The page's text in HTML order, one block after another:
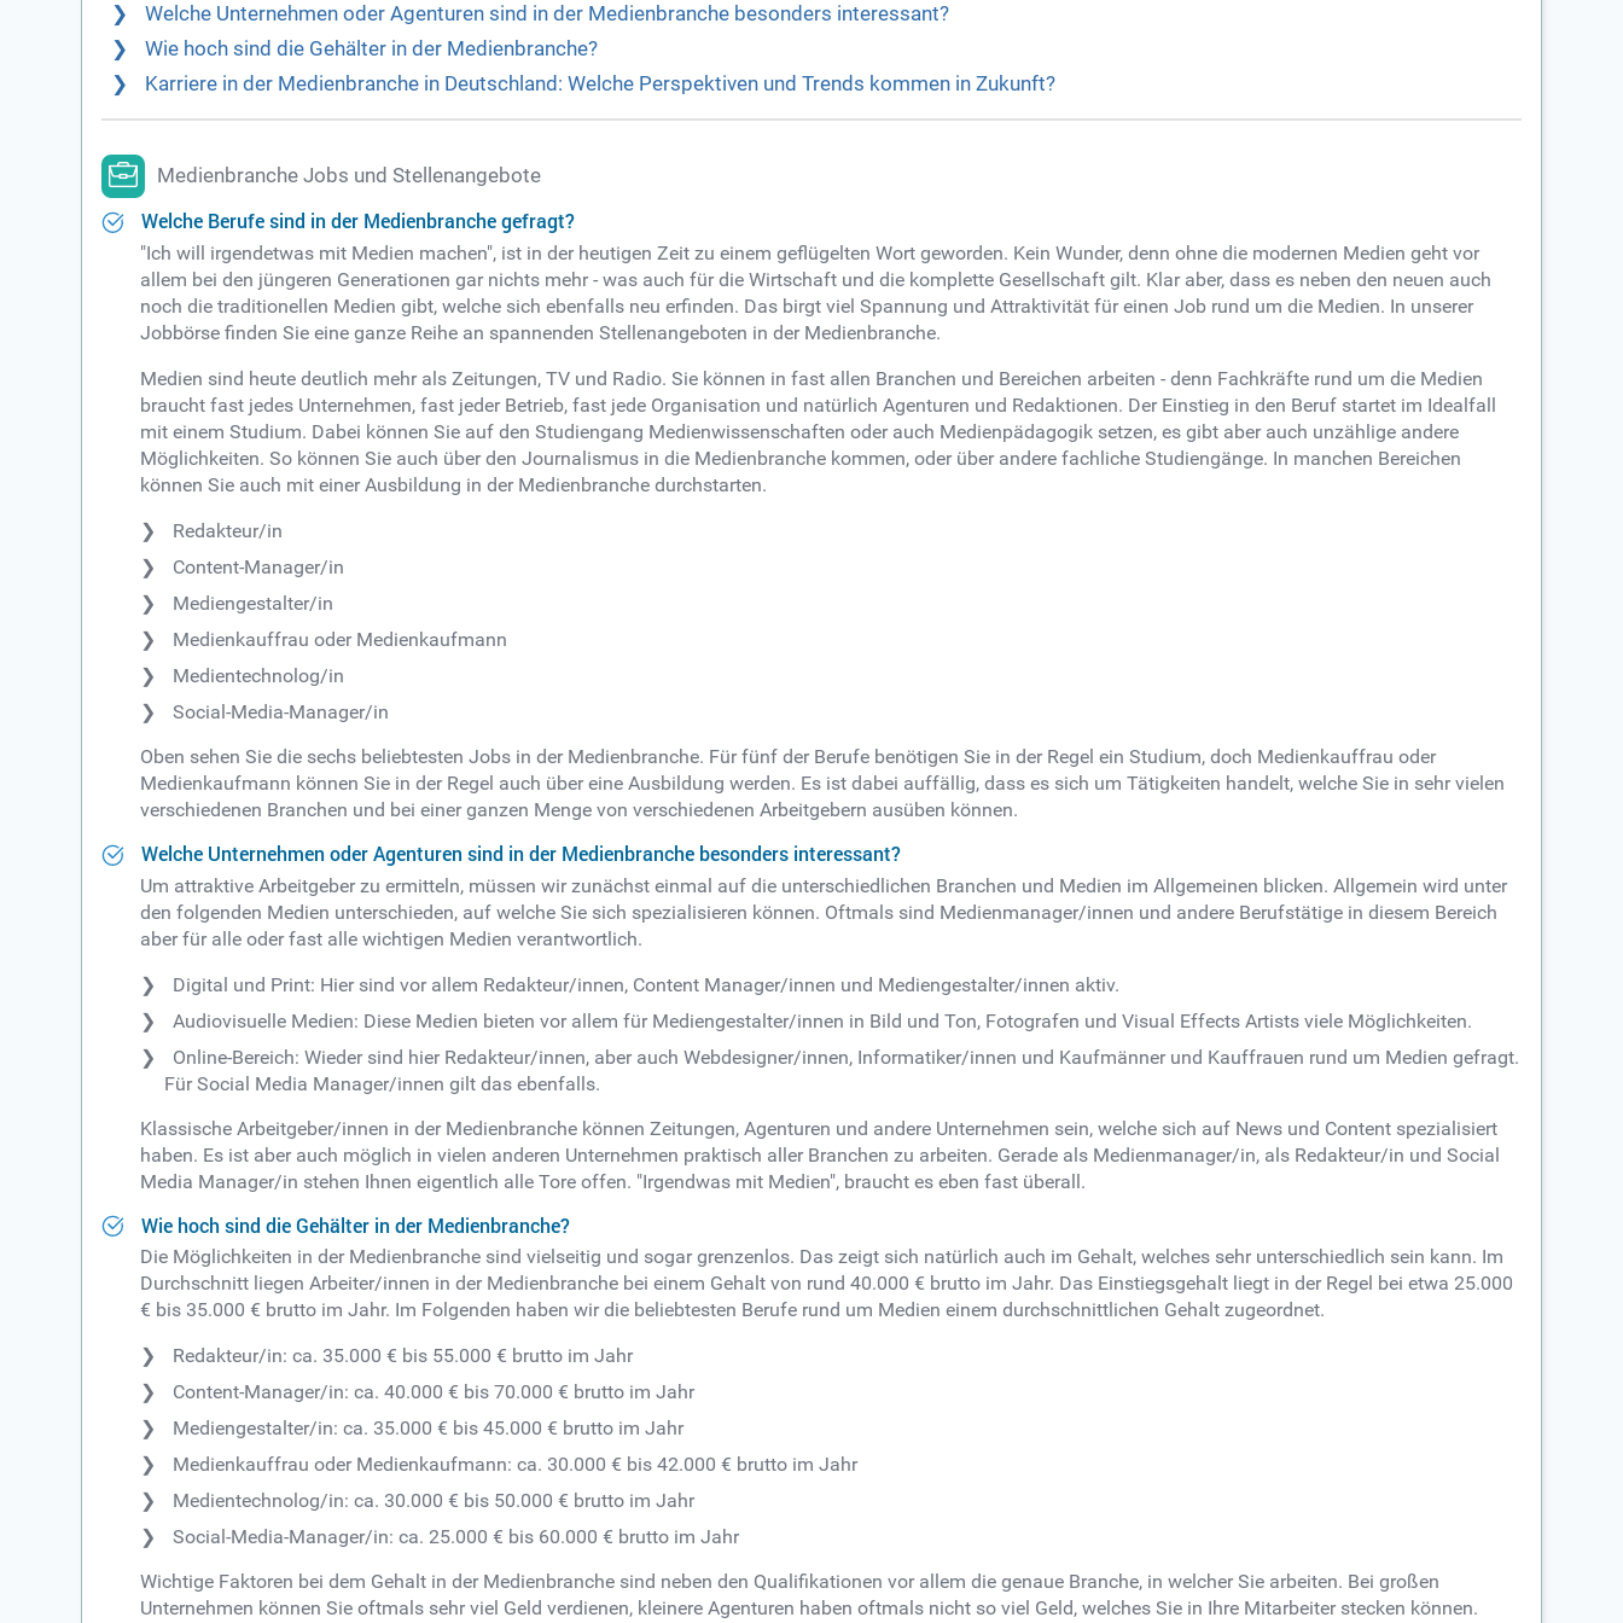
Welche Unternehmen oder Agenturen sind in der Medienbranche besonders interessant?
Wie hoch sind die Gehälter in der Medienbranche?
Karriere in der Medienbranche in Deutschland: Welche Perspektiven und Trends kommen in Zukunft?
Medienbranche Jobs und Stellenangebote
Welche Berufe sind in der Medienbranche gefragt?
"Ich will irgendetwas mit Medien machen", ist in der heutigen Zeit zu einem geflügelten Wort geworden. Kein Wunder, denn ohne die modernen Medien geht vor
allem bei den jüngeren Generationen gar nichts mehr - was auch für die Wirtschaft und die komplette Gesellschaft gilt. Klar aber, dass es neben den neuen auch
noch die traditionellen Medien gibt, welche sich ebenfalls neu erfinden. Das birgt viel Spannung und Attraktivität für einen Job rund um die Medien. In unserer
Jobbörse finden Sie eine ganze Reihe an spannenden Stellenangeboten in der Medienbranche.
Medien sind heute deutlich mehr als Zeitungen, TV und Radio. Sie können in fast allen Branchen und Bereichen arbeiten - denn Fachkräfte rund um die Medien
braucht fast jedes Unternehmen, fast jeder Betrieb, fast jede Organisation und natürlich Agenturen und Redaktionen. Der Einstieg in den Beruf startet im Idealfall
mit einem Studium. Dabei können Sie auf den Studiengang Medienwissenschaften oder auch Medienpädagogik setzen, es gibt aber auch unzählige andere
Möglichkeiten. So können Sie auch über den Journalismus in die Medienbranche kommen, oder über andere fachliche Studiengänge. In manchen Bereichen
können Sie auch mit einer Ausbildung in der Medienbranche durchstarten.
Redakteur/in
Content-Manager/in
Mediengestalter/in
Medienkauffrau oder Medienkaufmann
Medientechnolog/in
Social-Media-Manager/in
Oben sehen Sie die sechs beliebtesten Jobs in der Medienbranche. Für fünf der Berufe benötigen Sie in der Regel ein Studium, doch Medienkauffrau oder
Medienkaufmann können Sie in der Regel auch über eine Ausbildung werden. Es ist dabei auffällig, dass es sich um Tätigkeiten handelt, welche Sie in sehr vielen
verschiedenen Branchen und bei einer ganzen Menge von verschiedenen Arbeitgebern ausüben können.
Welche Unternehmen oder Agenturen sind in der Medienbranche besonders interessant?
Um attraktive Arbeitgeber zu ermitteln, müssen wir zunächst einmal auf die unterschiedlichen Branchen und Medien im Allgemeinen blicken. Allgemein wird unter
den folgenden Medien unterschieden, auf welche Sie sich spezialisieren können. Oftmals sind Medienmanager/innen und andere Berufstätige in diesem Bereich
aber für alle oder fast alle wichtigen Medien verantwortlich.
Digital und Print: Hier sind vor allem Redakteur/innen, Content Manager/innen und Mediengestalter/innen aktiv.
Audiovisuelle Medien: Diese Medien bieten vor allem für Mediengestalter/innen in Bild und Ton, Fotografen und Visual Effects Artists viele Möglichkeiten.
Online-Bereich: Wieder sind hier Redakteur/innen, aber auch Webdesigner/innen, Informatiker/innen und Kaufmänner und Kauffrauen rund um Medien gefragt.
Für Social Media Manager/innen gilt das ebenfalls.
Klassische Arbeitgeber/innen in der Medienbranche können Zeitungen, Agenturen und andere Unternehmen sein, welche sich auf News und Content spezialisiert
haben. Es ist aber auch möglich in vielen anderen Unternehmen praktisch aller Branchen zu arbeiten. Gerade als Medienmanager/in, als Redakteur/in und Social
Media Manager/in stehen Ihnen eigentlich alle Tore offen. "Irgendwas mit Medien", braucht es eben fast überall.
Wie hoch sind die Gehälter in der Medienbranche?
Die Möglichkeiten in der Medienbranche sind vielseitig und sogar grenzenlos. Das zeigt sich natürlich auch im Gehalt, welches sehr unterschiedlich sein kann. Im
Durchschnitt liegen Arbeiter/innen in der Medienbranche bei einem Gehalt von rund 40.000 € brutto im Jahr. Das Einstiegsgehalt liegt in der Regel bei etwa 25.000
€ bis 35.000 € brutto im Jahr. Im Folgenden haben wir die beliebtesten Berufe rund um Medien einem durchschnittlichen Gehalt zugeordnet.
Redakteur/in: ca. 35.000 € bis 55.000 € brutto im Jahr
Content-Manager/in: ca. 40.000 € bis 70.000 € brutto im Jahr
Mediengestalter/in: ca. 35.000 € bis 45.000 € brutto im Jahr
Medienkauffrau oder Medienkaufmann: ca. 30.000 € bis 42.000 € brutto im Jahr
Medientechnolog/in: ca. 30.000 € bis 50.000 € brutto im Jahr
Social-Media-Manager/in: ca. 25.000 € bis 60.000 € brutto im Jahr
Wichtige Faktoren bei dem Gehalt in der Medienbranche sind neben den Qualifikationen vor allem die genaue Branche, in welcher Sie arbeiten. Bei großen
Unternehmen können Sie oftmals sehr viel Geld verdienen, kleinere Agenturen haben oftmals nicht so viel Geld, welches Sie in Ihre Mitarbeiter stecken können.